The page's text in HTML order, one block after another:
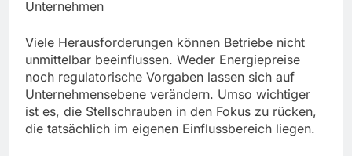
Unternehmen
Viele Herausforderungen können Betriebe nicht
unmittelbar beeinflussen. Weder Energiepreise
noch regulatorische Vorgaben lassen sich auf
Unternehmensebene verändern. Umso wichtiger
ist es, die Stellschrauben in den Fokus zu rücken,
die tatsächlich im eigenen Einflussbereich liegen.